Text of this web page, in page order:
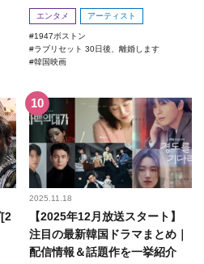
エンタメ アーティスト
1947ボストン
ラブリセット 30日後、離婚します
韓国映画
2025.11.18
【2025年12月放送スタート】
注目の最新韓国ドラマまとめ｜
配信情報＆話題作を一挙紹介